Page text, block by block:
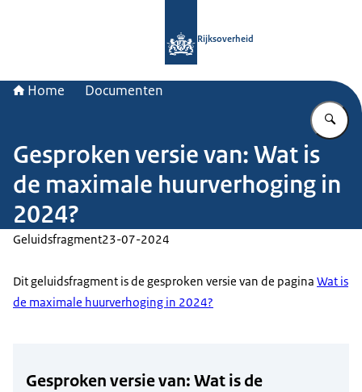
Rijksoverheid
Home Documenten
Gesproken versie van: Wat is
de maximale huurverhoging in
2024?
Geluidsfragment23-07-2024
Dit geluidsfragment is de gesproken versie van de pagina Wat is
de maximale huurverhoging in 2024?
Gesproken versie van: Wat is de